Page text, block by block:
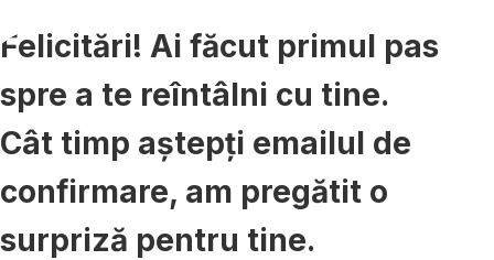
Felicitări! Ai făcut primul pas
spre a te reîntâlni cu tine.
Cât timp aștepți emailul de
confirmare, am pregătit o
surpriză pentru tine.